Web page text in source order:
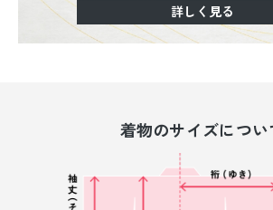
詳しく見る
着物のサイズについ